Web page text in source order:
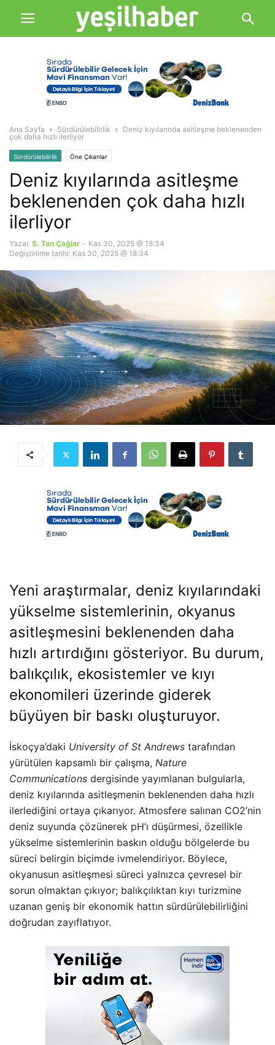
Ana Sayfa Sürdürülebilirlik
Deniz kıyılarında asitleşme beklenenden
çok daha hızlı ilerliyor
Sürdürülebilirlik Öne Çıkanlar
Deniz kıyılarında asitleşme
beklenenden çok daha hızlı
ilerliyor
Yazar S. Tan Çağlar - Kas 30, 2025 @ 18:34
Değiştirilme tarihi: Kas 30, 2025 @ 18:34
Yeni araştırmalar, deniz kıyılarındaki
yükselme sistemlerinin, okyanus
asitleşmesini beklenenden daha
hızlı artırdığını gösteriyor. Bu durum,
balıkçılık, ekosistemler ve kıyı
ekonomileri üzerinde giderek
büyüyen bir baskı oluşturuyor.
İskoçya’daki University of St Andrews tarafından
yürütülen kapsamlı bir çalışma, Nature
Communications dergisinde yayımlanan bulgularla,
deniz kıyılarında asitleşmenin beklenenden daha hızlı
ilerlediğini ortaya çıkarıyor. Atmosfere salınan CO2’nin
deniz suyunda çözünerek pH’ı düşürmesi, özellikle
yükselme sistemlerinin baskın olduğu bölgelerde bu
süreci belirgin biçimde ivmelendiriyor. Böylece,
okyanusun asitleşmesi süreci yalnızca çevresel bir
sorun olmaktan çıkıyor; balıkçılıktan kıyı turizmine
uzanan geniş bir ekonomik hattın sürdürülebilirliğini
doğrudan zayıflatıyor.